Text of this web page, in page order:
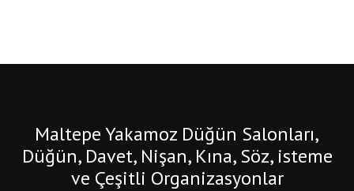
Maltepe Yakamoz Düğün Salonları,
Düğün, Davet, Nişan, Kına, Söz, isteme
ve Çeşitli Organizasyonlar